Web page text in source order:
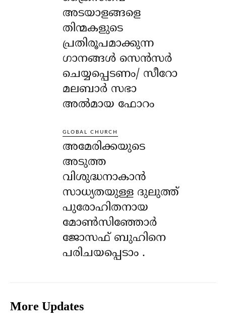
അടയാളങ്ങളെ
തിന്മകളുടെ
പ്രതിരൂപമാക്കുന്ന
ഗാനങ്ങൾ സെൻസർ
ചെയ്യപ്പെടണം/ സീറോ
മലബാർ സഭാ
അൽമായ ഫോറം
GLOBAL CHURCH
അമേരിക്കയുടെ
അടുത്ത
വിശുദ്ധനാകാൻ
സാധ്യതയുള്ള ദുലുത്ത്
പുരോഹിതനായ
മോൺസിഞ്ഞോർ
ജോസഫ് ബുഹിനെ
പരിചയപ്പെടാം .
More Updates